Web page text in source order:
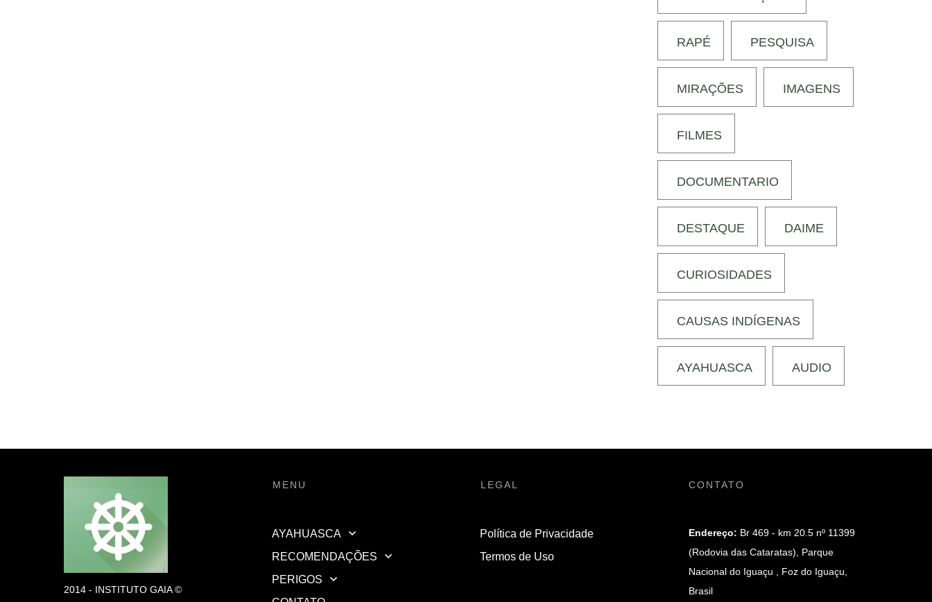
RAPÉ PESQUISA
MIRAÇÕES IMAGENS
FILMES
DOCUMENTARIO
DESTAQUE DAIME
CURIOSIDADES
CAUSAS INDÍGENAS
AYAHUASCA AUDIO
2014 - INSTITUTO GAIA ©
MENU
AYAHUASCA
RECOMENDAÇÕES
PERIGOS
LEGAL
Política de Privacidade
Termos de Uso
CONTATO
Endereço: Br 469 - km 20.5 nº 11399
(Rodovia das Cataratas), Parque
Nacional do Iguaçu , Foz do Iguaçu,
Brasil